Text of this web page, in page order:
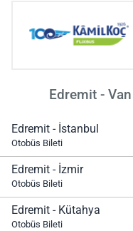
Edremit -
Edremit - İstanbul
Otobüs Bileti
Edremit - İzmir
Otobüs Bileti
Edremit - Kütahya
Otobüs Bileti